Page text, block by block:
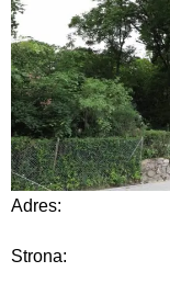
Adres:
Strona: